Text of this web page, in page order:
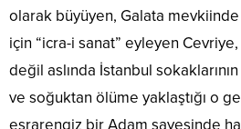
olarak büyüyen, Galata
için “icra-i sanat” eyleyen Cevriye,
değil aslında İstanbul
ve soğuktan ölüme yaklaştığı o
esrarengiz bir Adam sayesinde